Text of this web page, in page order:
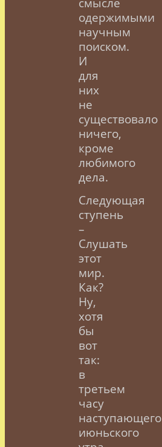
одержимыми
научным
поиском.
И
для
них
не
существовало
ничего,
кроме
любимого
дела.
Следующая
ступень
–
Слушать
этот
мир.
Как?
Ну,
хотя
бы
вот
так:
в
третьем
часу
наступающего
июньского